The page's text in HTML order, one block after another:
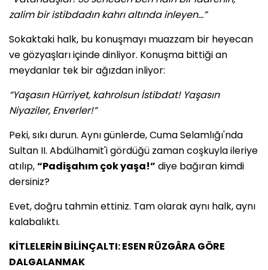
zalim bir istibdadın kahrı altında inleyen...”
Sokaktaki halk, bu konuşmayı muazzam bir heyecan
ve gözyaşları içinde dinliyor. Konuşma bittiği an
meydanlar tek bir ağızdan inliyor:
“Yaşasın Hürriyet, kahrolsun İstibdat! Yaşasın
Niyaziler, Enverler!”
Peki, sıkı durun. Aynı günlerde, Cuma Selamlığı'nda
Sultan II. Abdülhamit'i gördüğü zaman coşkuyla ileriye
atılıp,“Padişahım çok yaşa!” diye bağıran kimdi
dersiniz?
Evet, doğru tahmin ettiniz. Tam olarak aynı halk, aynı
kalabalıktı.
KİTLELERİN BİLİNÇALTI: ESEN RÜZGÂRA GÖRE
DALGALANMAK